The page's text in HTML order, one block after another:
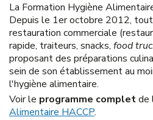
La Formation Hygiène
Depuis le 1er octobre 2012,
restauration commerciale
rapide, traiteurs, snacks, food
proposant des préparations
sein de son établissement au
l'hygiène alimentaire.
Voir le programme completde
Alimentaire HACCP.